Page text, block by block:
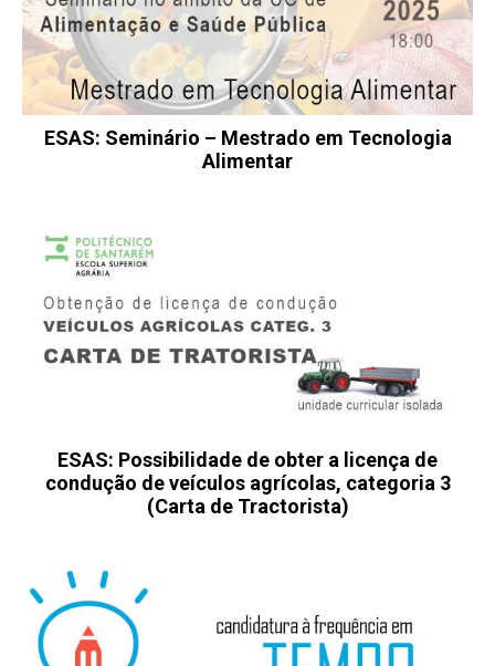
ESAS: Seminário – Mestrado em Tecnologia
Alimentar
ESAS: Possibilidade de obter a licença de
condução de veículos agrícolas, categoria 3
(Carta de Tractorista)